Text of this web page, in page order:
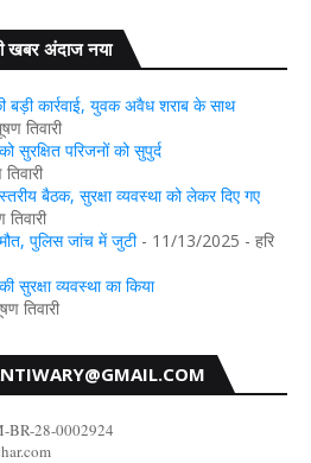
गया: डुमरिया थाना क्षेत्र के सिंघपुर में युवक
खबर अंदाज नया
कार्रवाई, युवक अवैध शराब के साथ
तिवारी
परिजनों को सुपुर्द
बैठक, सुरक्षा व्यवस्था को लेकर दिए गए
पुलिस जांच में जुटी- 11/13/2025 - हरि
सुरक्षा व्यवस्था का किया
तिवारी
BR-28-0002924